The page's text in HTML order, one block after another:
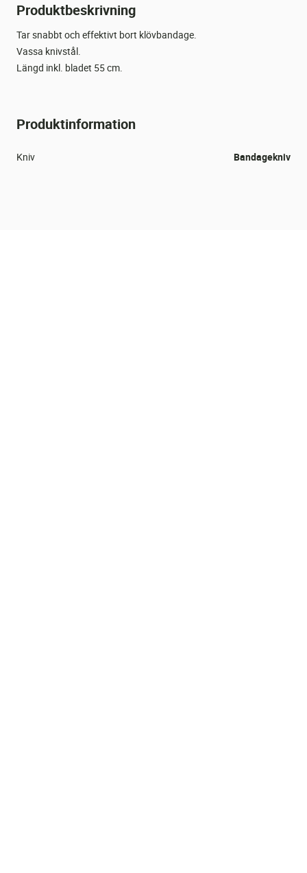
Produktbeskrivning
Tar snabbt och effektivt bort klövbandage.
Vassa knivstål.
Längd inkl. bladet 55 cm.
Produktinformation
Kniv Bandagekniv